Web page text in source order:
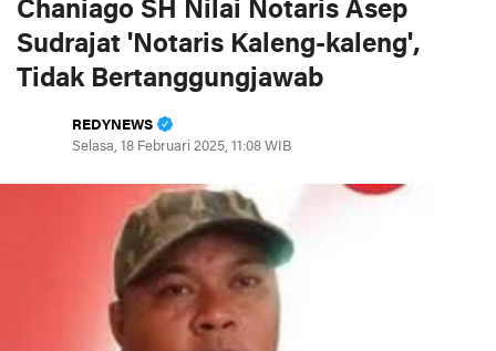
Chaniago SH Nilai Notaris Asep
Sudrajat 'Notaris Kaleng-kaleng',
Tidak Bertanggungjawab
REDYNEWS
Selasa, 18 Februari 2025, 11:08 WIB